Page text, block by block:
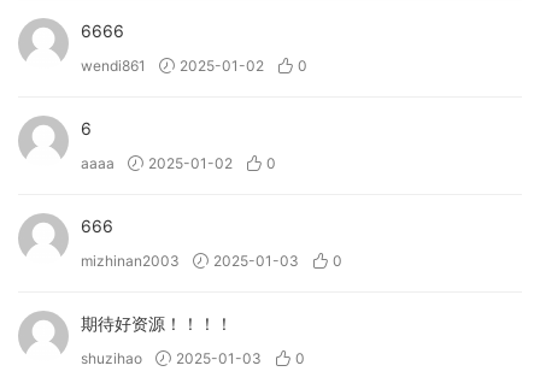
6666
wendi861 2025-01-02 0
6
aaaa 2025-01-02 0
666
mizhinan2003 2025-01-03 0
期待好资源！！！！
shuzihao 2025-01-03 0